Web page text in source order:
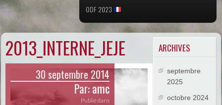
ODF 2023
2013_INTERNE_JEJE
30 septembre 2014
Par:amc
Publié dans
ARCHIVES
septembre
2025
octobre 2024